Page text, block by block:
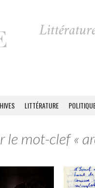
LITTÉRATURE
le mot-clef «